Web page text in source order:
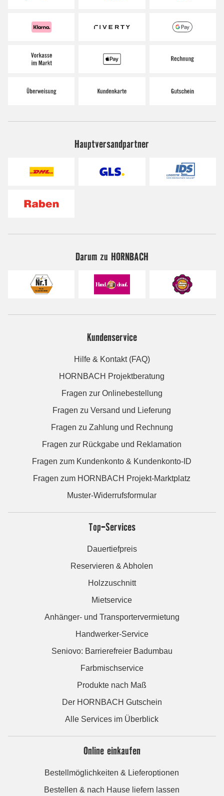
Hauptversandpartner
Darum zu HORNBACH
Kundenservice
Hilfe & Kontakt (FAQ)
HORNBACH Projektberatung
Fragen zur Onlinebestellung
Fragen zu Versand und Lieferung
Fragen zu Zahlung und Rechnung
Fragen zur Rückgabe und Reklamation
Fragen zum Kundenkonto & Kundenkonto-ID
Fragen zum HORNBACH Projekt-Marktplatz
Muster-Widerrufsformular
Top-Services
Dauertiefpreis
Reservieren & Abholen
Holzzuschnitt
Mietservice
Anhänger- und Transportervermietung
Handwerker-Service
Seniovo: Barrierefreier Badumbau
Farbmischservice
Produkte nach Maß
Der HORNBACH Gutschein
Alle Services im Überblick
Online einkaufen
Bestellmöglichkeiten & Lieferoptionen
Bestellen & nach Hause liefern lassen